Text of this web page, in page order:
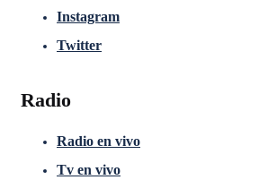
Instagram
Twitter
Radio
Radio en vivo
Tv en vivo